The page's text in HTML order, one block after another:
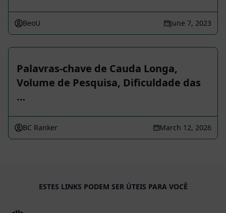
BeoU June 7, 2023
Palavras-chave de Cauda Longa,
Volume de Pesquisa, Dificuldade das
…
BC Ranker March 12, 2026
ESTES LINKS PODEM SER ÚTEIS PARA VOCÊ